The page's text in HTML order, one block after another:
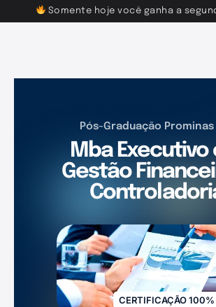
Somente hoje você ganha a
Pós-Graduação Prominas
Mba Executivo
Gestão
CERTIFICAÇÃO 100%